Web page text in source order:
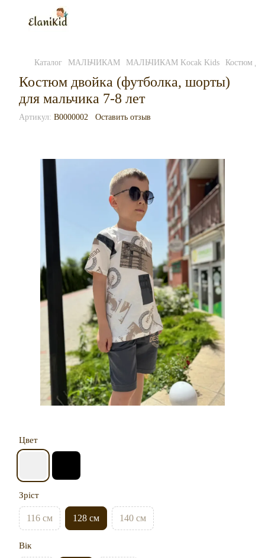
Каталог МАЛЬЧИКАМ МАЛЬЧИКАМ Kocak Kids Костюм
Костюм двойка (футболка, шорты)
для мальчика 7-8 лет
Артикул: B0000002 Оставить отзыв
Цвет
Зріст
116 см 128 см 140 см
Вік